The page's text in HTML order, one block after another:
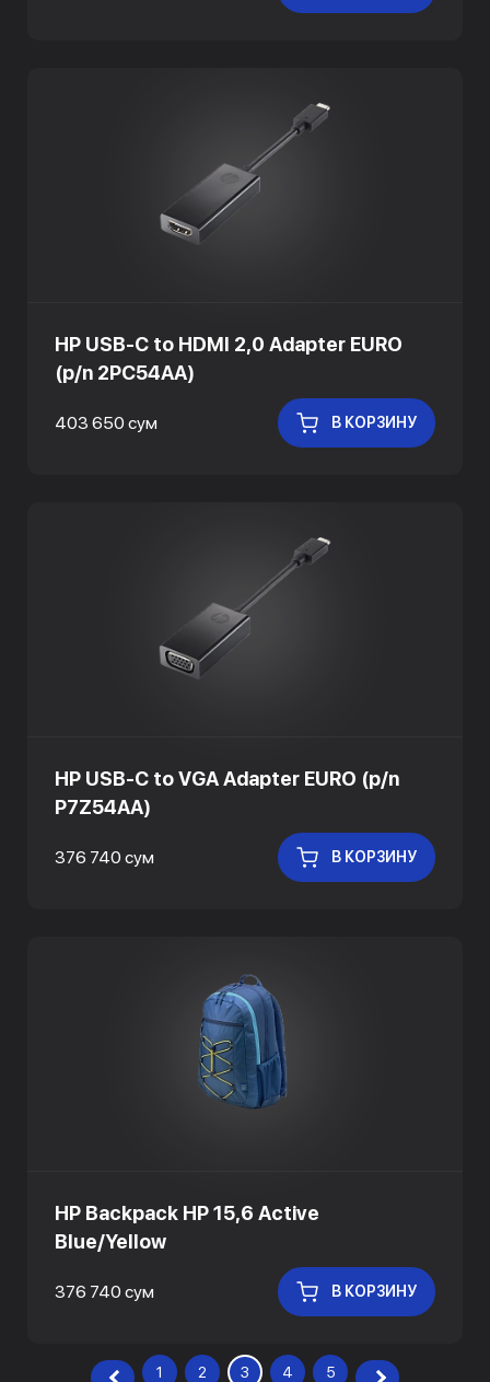
HP USB-C to HDMI 2,0 Adapter EURO
(p/n 2PC54AA)
403 650 сум В КОРЗИНУ
HP USB-C to VGA Adapter EURO (p/n
P7Z54AA)
376 740 сум В КОРЗИНУ
HP Backpack HP 15,6 Active
Blue/Yellow
376 740 сум В КОРЗИНУ
1 2 3 4 5